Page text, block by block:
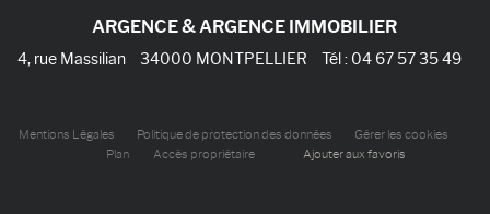
ARGENCE & ARGENCE IMMOBILIER
4, rue Massilian 34000 MONTPELLIER Tél : 04 67 57 35 49
Mentions Légales Politique de protection des données
Gérer les cookies
Plan
Accès propriétaire Ajouter aux favoris